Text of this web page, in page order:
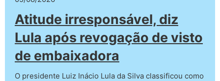
Atitude irresponsável, diz
Lula após revogação de visto
de embaixadora
O presidente Luiz Inácio Lula da Silva classificou como